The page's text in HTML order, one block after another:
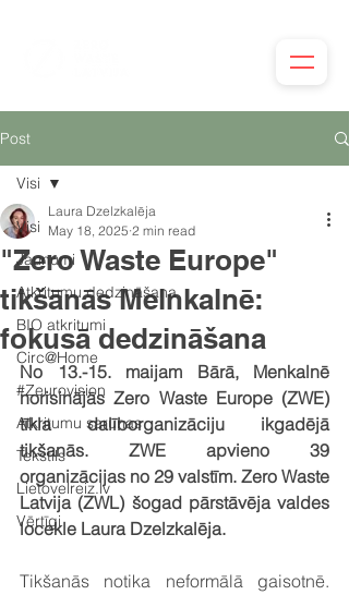
Post
Visi
Jaunumi
Atkritumu dedzināšana
BIO atkritumi
Circ@Home
#Zeurovision
Atkritumu sarunas
Tekstils
Lietovelreiz.lv
Vērtīgi
Visi
"Zero Waste Europe"
tikšānās Melnkalnē:
fokusā dedzināšana
Laura Dzelzkalēja
May 18, 2025 2 min read
No 13.-15. maijam Bārā, Menkalnē
norisinājās Zero Waste Europe (ZWE)
tīkla dalīborganizāciju ikgadējā
tikšanās. ZWE apvieno 39
organizācijas no 29 valstīm. Zero Waste
Latvija (ZWL) šogad pārstāvēja valdes
locekle Laura Dzelzkalēja.
Tikšanās notika neformālā gaisotnē.